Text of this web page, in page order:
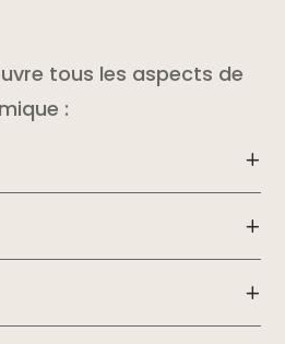
tous les aspects de
: